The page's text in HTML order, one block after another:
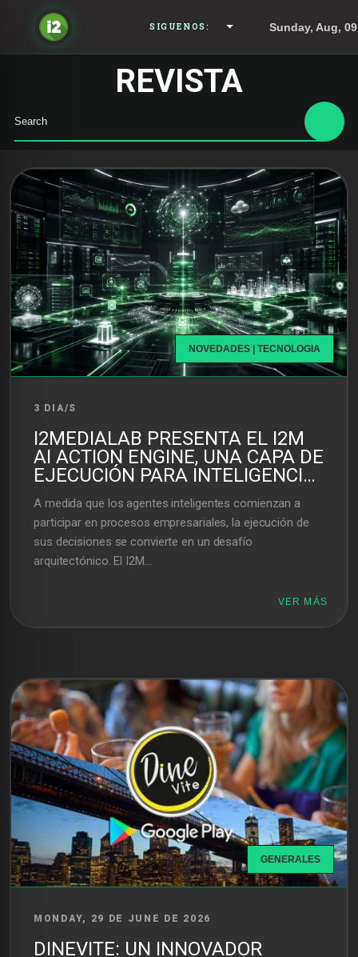
SIGUENOS: Sunday, Aug,
REVISTA
NOVEDADES | TECNOLOGIA
3 DIA/S
I2MEDIALAB PRESENTA EL I2M
AI ACTION ENGINE, UNA CAPA DE
EJECUCIÓN PARA INTELIGENCIA
ARTIFICIAL ENTERPRISE
A medida que los agentes inteligentes comienzan a
participar en procesos empresariales, la ejecución de
sus decisiones se convierte en un desafío
arquitectónico. El I2M...
VER MÁS
GENERALES
MONDAY, 29 DE JUNE DE 2026
DINEVITE: UN INNOVADOR